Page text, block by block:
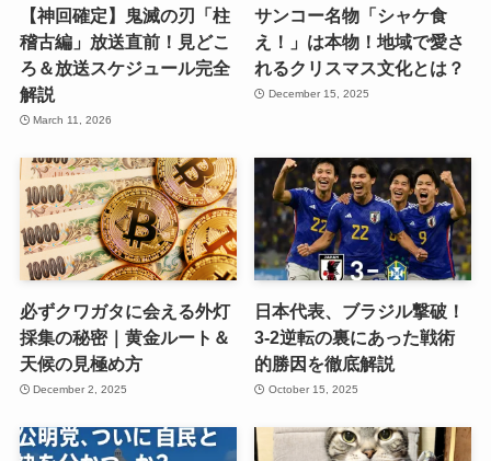
【神回確定】鬼滅の刃「柱
稽古編」放送直前！見どこ
ろ＆放送スケジュール完全
解説
March 11, 2026
サンコー名物「シャケ食
え！」は本物！地域で愛さ
れるクリスマス文化とは？
December 15, 2025
必ずクワガタに会える外灯
採集の秘密｜黄金ルート＆
天候の見極め方
December 2, 2025
日本代表、ブラジル撃破！
3-2逆転の裏にあった戦術
的勝因を徹底解説
October 15, 2025